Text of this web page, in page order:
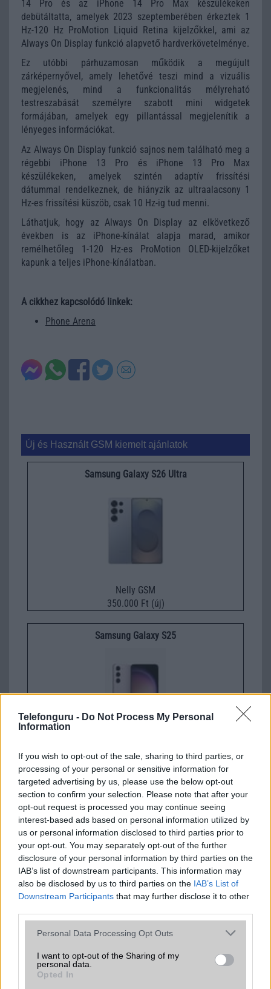
Telefonguru - Do Not Process My Personal
Information
If you wish to opt-out of the sale, sharing to third parties, or
processing of your personal or sensitive information for
targeted advertising by us, please use the below opt-out
section to confirm your selection. Please note that after your
opt-out request is processed you may continue seeing
interest-based ads based on personal information utilized by
us or personal information disclosed to third parties prior to
your opt-out. You may separately opt-out of the further
disclosure of your personal information by third parties on the
IAB’s list of downstream participants. This information may
also be disclosed by us to third parties on the IAB’s List of
Downstream Participants that may further disclose it to other
Please note that this website/app uses one or more Google
not limited to your visit or usage behaviour. You may click to
grant or deny consent to Google and its third-party tags to
use your data for below specified purposes in below Google
Personal Data Processing Opt Outs
I want to opt-out of the Sharing of my
personal data.
Opted In
14 Pro és az iPhone 14 Pro Max készülékeken
debütáltatta, amelyek 2023 szeptemberében érkeztek 1
Hz-120 Hz ProMotion Liquid Retina kijelzőkkel, ami az
Always On Display funkció alapvető hardverkövetelménye.
Ez utóbbi párhuzamosan működik a megújult
zárképernyővel, amely lehetővé teszi mind a vizuális
megjelenés, mind a funkcionalitás mélyreható
testreszabását személyre szabott mini widgetek
formájában, amelyek egy pillantással megjelenítik a
lényeges információkat.
Az Always On Display funkció sajnos nem található meg a
régebbi iPhone 13 Pro és iPhone 13 Pro Max
készülékeken, amelyek szintén adaptív frissítési
dátummal rendelkeznek, de hiányzik az ultraalacsony 1
Hz-es frissítési küszöb, csak 10 Hz-ig tud menni.
Láthatjuk, hogy az Always On Display az elkövetkező
években is az iPhone-kínálat alapja marad, amikor
remélhetőleg 1-120 Hz-es ProMotion OLED-kijelzőket
kapunk a teljes iPhone-kínálatban.
A cikkhez kapcsolódó linkek:
Phone Arena
Új és Használt GSM kiemelt ajánlatok
Samsung Galaxy S26 Ultra
Nelly GSM
350.000 Ft (új)
Samsung Galaxy S25
Euro Gsm
222.000 Ft (új)
Samsung Galaxy S26 Ultra
Euro Gsm